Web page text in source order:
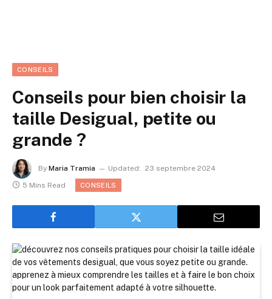
CONSEILS
Conseils pour bien choisir la
taille Desigual, petite ou
grande ?
By Maria Tramia Updated: 23 septembre 2024
5 Mins Read
CONSEILS